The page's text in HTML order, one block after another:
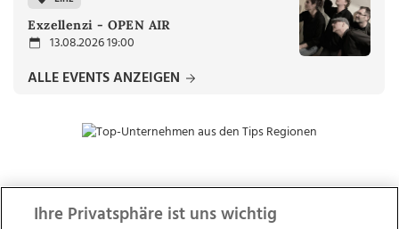
Exzellenzi - OPEN AIR
13.08.2026 19:00
ALLE EVENTS ANZEIGEN
ZUR NACHRICHTENÜBERSICHT
Ihre Privatsphäre ist uns wichtig